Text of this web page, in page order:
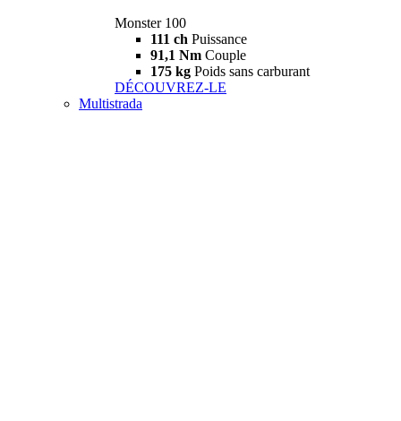
Monster 100
111 ch Puissance
91,1 Nm Couple
175 kg Poids sans carburant
DÉCOUVREZ-LE
Multistrada